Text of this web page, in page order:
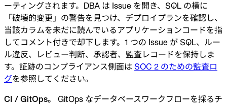
ーティングされます。DBA は Issue を開き、SQL の横に
「破壊的変更」の警告を見つけ、デプロイプランを確認し、
当該カラムを未だに読んでいるアプリケーションコードを指
してコメント付きで却下します。1 つの Issue が SQL、ルー
ル違反、レビュー判断、承認者、監査レコードを保持しま
す。証跡のコンプライアンス側面は SOC 2 のための監査ロ
グを参照してください。
CI / GitOps。
GitOps なデータベースワークフローを採るチ